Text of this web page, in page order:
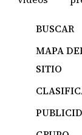
BUSCAR
MAPA
SITIO